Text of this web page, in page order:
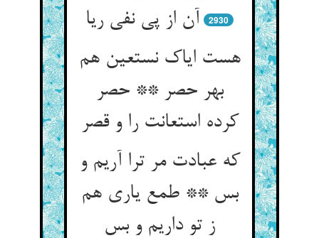
آن از پی نفی ریا
2930
هست ایاک نستعین هم
بهر حصر ** حصر
کرده استعانت را و قصر
که عبادت مر ترا آریم و
بس ** طمع یاری هم
ز تو داریم و بس